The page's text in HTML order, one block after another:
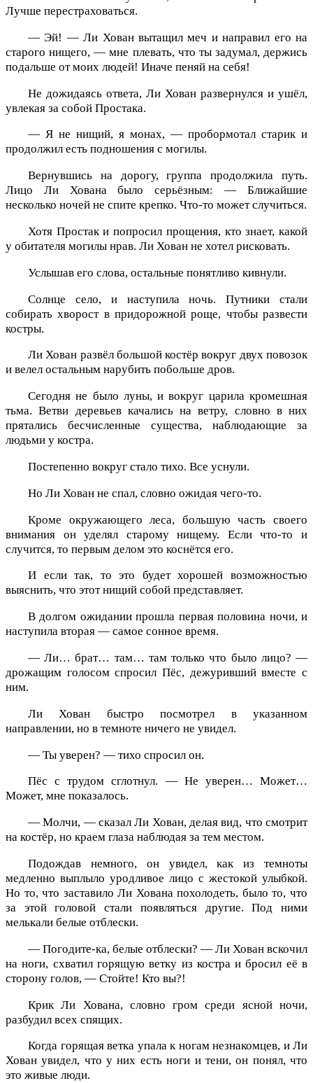
Лучше перестраховаться.
— Эй! — Ли Хован вытащил меч и направил его на
старого нищего, — мне плевать, что ты задумал, держись
подальше от моих людей! Иначе пеняй на себя!
Не дожидаясь ответа, Ли Хован развернулся и ушёл,
увлекая за собой Простака.
— Я не нищий, я монах, — пробормотал старик и
продолжил есть подношения с могилы.
Вернувшись на дорогу, группа продолжила путь.
Лицо Ли Хована было серьёзным: — Ближайшие
несколько ночей не спите крепко. Что-то может случиться.
Хотя Простак и попросил прощения, кто знает, какой
у обитателя могилы нрав. Ли Хован не хотел рисковать.
Услышав его слова, остальные понятливо кивнули.
Солнце село, и наступила ночь. Путники стали
собирать хворост в придорожной роще, чтобы развести
костры.
Ли Хован развёл большой костёр вокруг двух повозок
и велел остальным нарубить побольше дров.
Сегодня не было луны, и вокруг царила кромешная
тьма. Ветви деревьев качались на ветру, словно в них
прятались бесчисленные существа, наблюдающие за
людьми у костра.
Постепенно вокруг стало тихо. Все уснули.
Но Ли Хован не спал, словно ожидая чего-то.
Кроме окружающего леса, большую часть своего
внимания он уделял старому нищему. Если что-то и
случится, то первым делом это коснётся его.
И если так, то это будет хорошей возможностью
выяснить, что этот нищий собой представляет.
В долгом ожидании прошла первая половина ночи, и
наступила вторая — самое сонное время.
— Ли… брат… там… там только что было лицо? —
дрожащим голосом спросил Пёс, дежуривший вместе с
ним.
Ли Хован быстро посмотрел в указанном
направлении, но в темноте ничего не увидел.
— Ты уверен? — тихо спросил он.
Пёс с трудом сглотнул. — Не уверен… Может…
Может, мне показалось.
— Молчи, — сказал Ли Хован, делая вид, что смотрит
на костёр, но краем глаза наблюдая за тем местом.
Подождав немного, он увидел, как из темноты
медленно выплыло уродливое лицо с жестокой улыбкой.
Но то, что заставило Ли Хована похолодеть, было то, что
за этой головой стали появляться другие. Под ними
мелькали белые отблески.
— Погодите-ка, белые отблески? — Ли Хован вскочил
на ноги, схватил горящую ветку из костра и бросил её в
сторону голов, — Стойте! Кто вы?!
Крик Ли Хована, словно гром среди ясной ночи,
разбудил всех спящих.
Когда горящая ветка упала к ногам незнакомцев, и Ли
Хован увидел, что у них есть ноги и тени, он понял, что
это живые люди.